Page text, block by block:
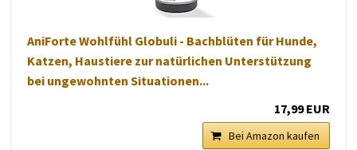
AniForte Wohlfühl Globuli - Bachblüten für Hunde,
Katzen, Haustiere zur natürlichen Unterstützung
bei ungewohnten Situationen...
17,99 EUR
Bei Amazon kaufen